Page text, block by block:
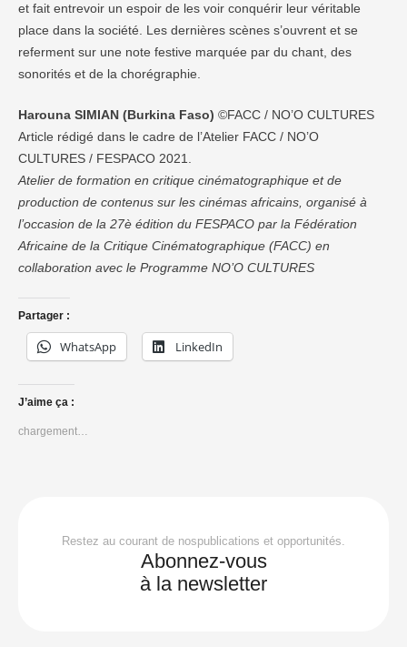
et fait entrevoir un espoir de les voir conquérir leur véritable
place dans la société. Les dernières scènes s’ouvrent et se
referment sur une note festive marquée par du chant, des
sonorités et de la chorégraphie.
Harouna SIMIAN (Burkina Faso) ©FACC / NO’O CULTURES
Article rédigé dans le cadre de l’Atelier FACC / NO’O
CULTURES / FESPACO 2021.
Atelier de formation en critique cinématographique et de
production de contenus sur les cinémas africains, organisé à
l’occasion de la 27è édition du FESPACO par la Fédération
Africaine de la Critique Cinématographique (FACC) en
collaboration avec le Programme NO’O CULTURES
Partager :
WhatsApp LinkedIn
J’aime ça :
chargement…
Restez au courant de nospublications et opportunités.
Abonnez-vous
à la newsletter